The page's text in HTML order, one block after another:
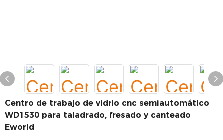
Centro de trabajo de vidrio cnc semiautomático
WD1530 para taladrado, fresado y canteado
Eworld